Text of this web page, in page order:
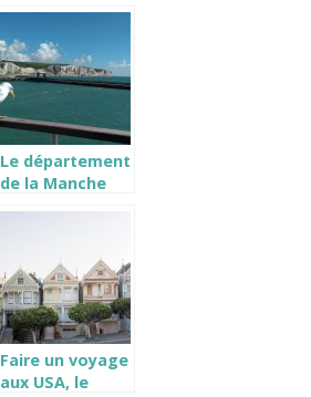
Le département
de la Manche
Faire un voyage
aux USA, le